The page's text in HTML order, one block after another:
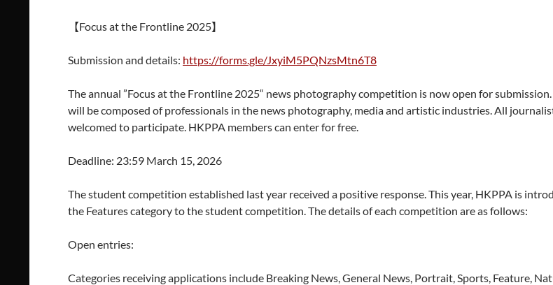
【Focus at the Frontline 2025】
Submission and details: https://forms.gle/JxyiM5PQNzsMtn6T8
The annual ”Focus at the Frontline 2025“ news photography competition is now open for
will be composed of professionals in the news photography, media and artistic industries. All
welcomed to participate. HKPPA members can enter for free.
Deadline: 23:59 March 15, 2026
The student competition established last year received a positive response. This year, HKPPA is
the Features category to the student competition. The details of each competition are as follows:
Open entries:
Categories receiving applications include Breaking News, General News, Portrait, Sports, Feature,